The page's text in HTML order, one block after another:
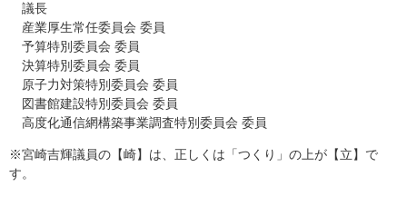
議長
産業厚生常任委員会 委員
予算特別委員会 委員
決算特別委員会 委員
原子力対策特別委員会 委員
図書館建設特別委員会 委員
高度化通信網構築事業調査特別委員会 委員
※宮崎吉輝議員の【崎】は、正しくは「つくり」の上が【立】で
す。